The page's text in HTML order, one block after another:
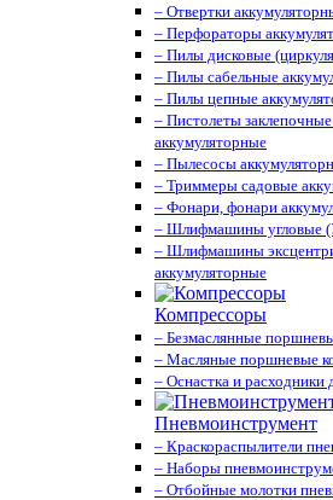
– Отвертки
– Перфораторы
– Пилы дисковые
– Пилы сабельные
– Пилы цепные
– Пистолеты
аккумуляторные
– Пылесосы
– Триммеры садовые
– Фонари, фонари
– Шлифмашины угловые
– Шлифмашины
аккумуляторные
Компрессоры
– Безмаслянные
– Масляные поршневые
– Оснастка и расходники
Пневмоинструмент
– Краскораспылители
– Наборы
– Отбойные молотки